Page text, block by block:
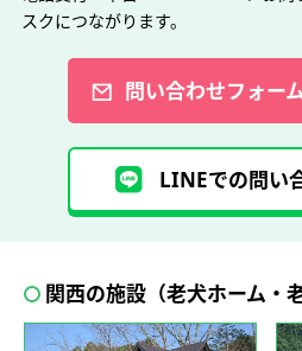
スクにつながります。
問い合わせフォー
LINEでの問い
関西の施設（老犬ホーム・